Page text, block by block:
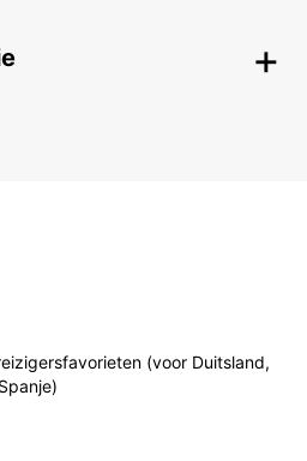
(voor Duitsland,